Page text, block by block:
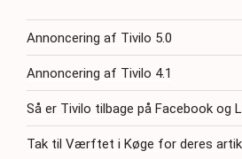
Annoncering af Tivilo 5.0
Annoncering af Tivilo 4.1
Så er Tivilo tilbage på Facebook og
Tak til Værftet i Køge for deres